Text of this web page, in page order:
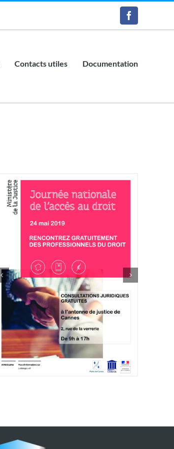
Facebook
Contacts utiles Documentation